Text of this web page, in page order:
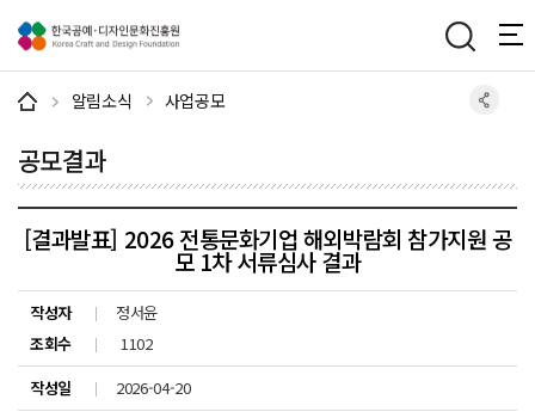
알림소식 사업공모
공모결과
[결과발표] 2026 전통문화기업 해외박람회 참가지원 공
모 1차 서류심사 결과
작성자
정서윤
조회수
1102
작성일
2026-04-20